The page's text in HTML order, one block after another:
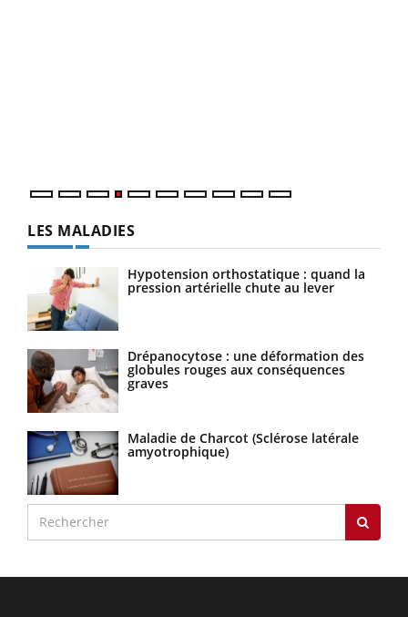
LES MALADIES
Hypotension orthostatique : quand la
pression artérielle chute au lever
Drépanocytose : une déformation des
globules rouges aux conséquences
graves
Maladie de Charcot (Sclérose latérale
amyotrophique)